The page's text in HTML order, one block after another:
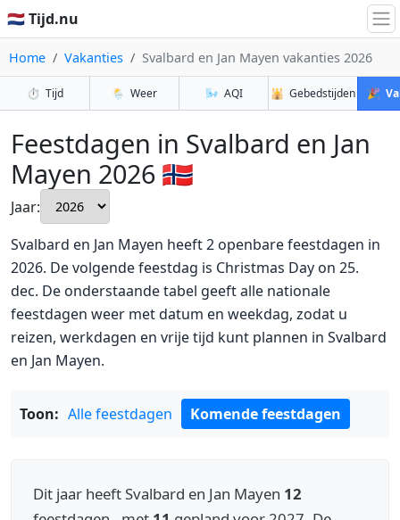
🇳🇱 Tijd.nu
Home Vakanties Svalbard en Jan Mayen vakanties 2026
⏱️ Tijd 🌦️ Weer 🌬️ AQI 🕌 Gebedstijden 🎉
Feestdagen in Svalbard en Jan
Mayen 2026 🇸🇯
Jaar:
Svalbard en Jan Mayen heeft 2 openbare feestdagen in
2026. De volgende feestdag is Christmas Day on 25.
dec. De onderstaande tabel geeft alle nationale
feestdagen weer met datum en weekdag, zodat u
reizen, werkdagen en vrije tijd kunt plannen in Svalbard
en Jan Mayen.
Toon: Alle feestdagen Komende feestdagen
Dit jaar heeft Svalbard en Jan Mayen 12